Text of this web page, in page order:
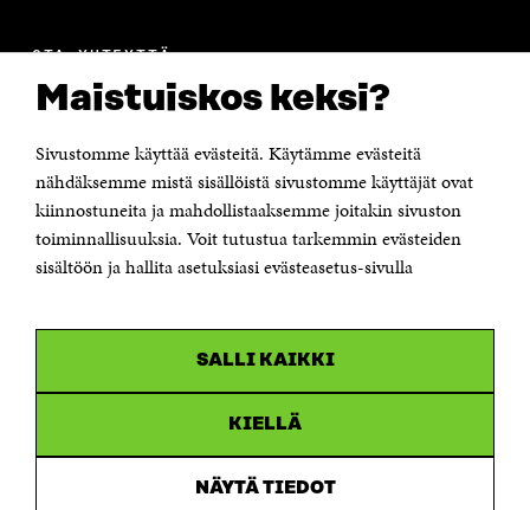
Maistuiskos keksi?
Sivustomme käyttää evästeitä. Käytämme evästeitä
nähdäksemme mistä sisällöistä sivustomme käyttäjät ovat
kiinnostuneita ja mahdollistaaksemme joitakin sivuston
toiminnallisuuksia. Voit tutustua tarkemmin evästeiden
sisältöön ja hallita asetuksiasi evästeasetus-sivulla
SALLI KAIKKI
KIELLÄ
NÄYTÄ TIEDOT
OTA YHTEYTTÄ
Itämerenkatu 11-13, PL 160,
00181 Helsinki
Puhelin +358 294 618 991
Sähköpostiosoite
Saapumisohjeet
Y-tunnus 0202132-3
uudessa